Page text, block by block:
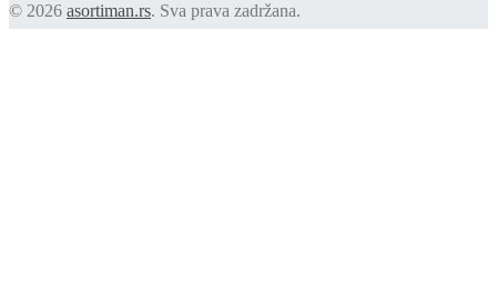
© 2026 asortiman.rs. Sva prava zadržana.